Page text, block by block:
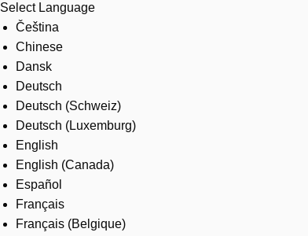
Select Language
Čeština
Chinese
Dansk
Deutsch
Deutsch (Schweiz)
Deutsch (Luxemburg)
English
English (Canada)
Español
Français
Français (Belgique)